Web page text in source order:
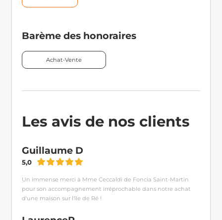
Barème des honoraires
Achat-Vente
Les avis de nos clients
Guillaume D
5,0
Un immense merci à Mme Ceccaldi de Foncia Saint-Martin
pour son accompagnement irréprochable dans notre achat
d'une maison sur l'île de Ré !